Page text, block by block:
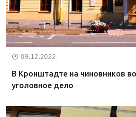
09.12.2022.
В Кронштадте на чиновников
уголовное дело